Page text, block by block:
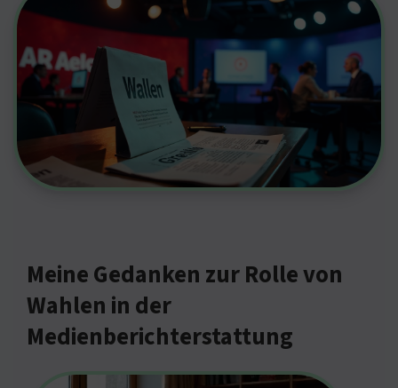
Meine Gedanken zur Rolle von
Wahlen in der
Medienberichterstattung